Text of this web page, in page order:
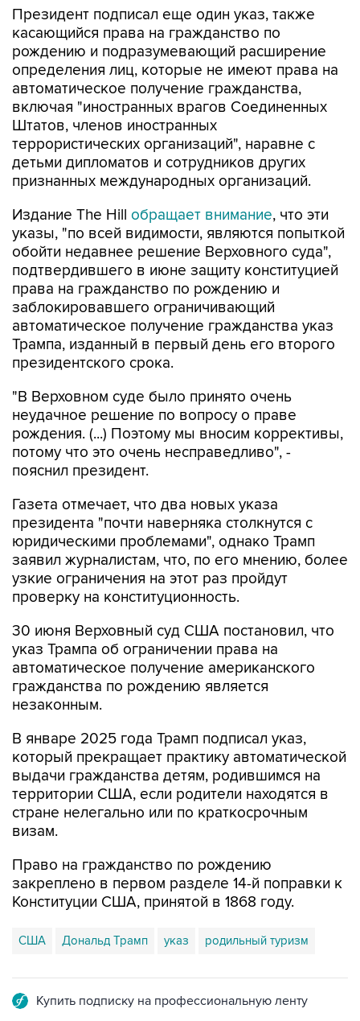
Президент подписал еще один указ, также
касающийся права на гражданство по
рождению и подразумевающий расширение
определения лиц, которые не имеют права на
автоматическое получение гражданства,
включая "иностранных врагов Соединенных
Штатов, членов иностранных
террористических организаций", наравне с
детьми дипломатов и сотрудников других
признанных международных организаций.
Издание The Hill обращает внимание, что эти
указы, "по всей видимости, являются попыткой
обойти недавнее решение Верховного суда",
подтвердившего в июне защиту конституцией
права на гражданство по рождению и
заблокировавшего ограничивающий
автоматическое получение гражданства указ
Трампа, изданный в первый день его второго
президентского срока.
"В Верховном суде было принято очень
неудачное решение по вопросу о праве
рождения. (...) Поэтому мы вносим коррективы,
потому что это очень несправедливо", -
пояснил президент.
Газета отмечает, что два новых указа
президента "почти наверняка столкнутся с
юридическими проблемами", однако Трамп
заявил журналистам, что, по его мнению, более
узкие ограничения на этот раз пройдут
проверку на конституционность.
30 июня Верховный суд США постановил, что
указ Трампа об ограничении права на
автоматическое получение американского
гражданства по рождению является
незаконным.
В январе 2025 года Трамп подписал указ,
который прекращает практику автоматической
выдачи гражданства детям, родившимся на
территории США, если родители находятся в
стране нелегально или по краткосрочным
визам.
Право на гражданство по рождению
закреплено в первом разделе 14-й поправки к
Конституции США, принятой в 1868 году.
США Дональд Трамп указ родильный туризм
Купить подписку на профессиональную ленту